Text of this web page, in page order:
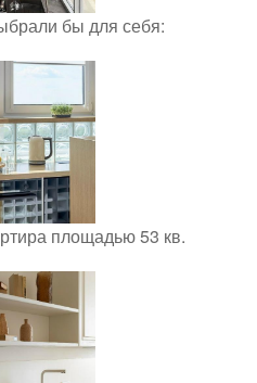
бы для себя:
площадью 53 кв.